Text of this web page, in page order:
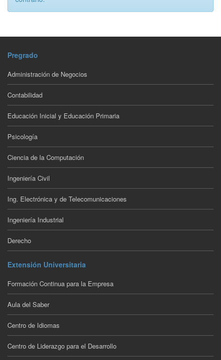
Pregrado
Administración de Negocios
Contabilidad
Educación Inicial y Educación Primaria
Psicología
Ciencia de la Computación
Ingeniería Civil
Ing. Electrónica y de Telecomunicaciones
Ingeniería Industrial
Derecho
Extensión Universitaria
Formación Continua para la Empresa
Aula del Saber
Centro de Idiomas
Centro de Liderazgo para el Desarrollo